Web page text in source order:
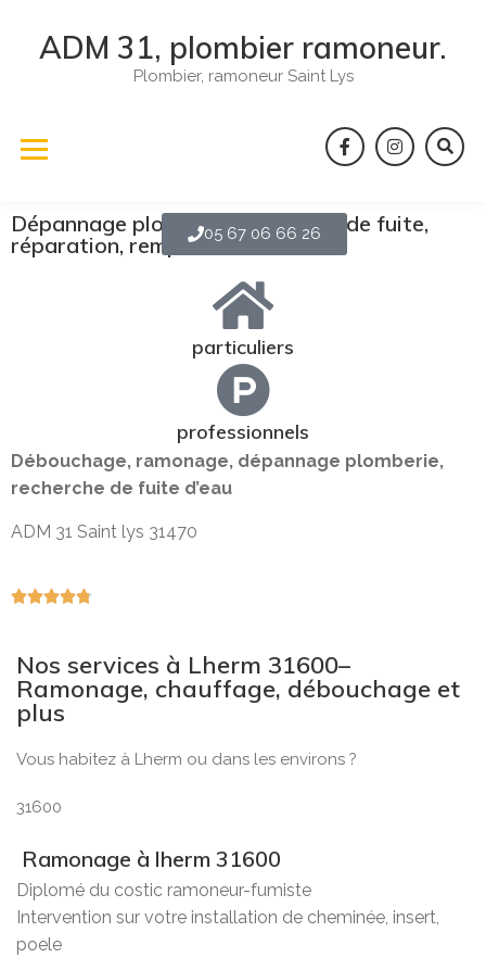
ADM 31, plombier ramoneur.
Plombier, ramoneur Saint Lys
Dépannage plomberie, recherche de fuite,
réparation, remplacement ...
particuliers
professionnels
Débouchage, ramonage, dépannage plomberie,
recherche de fuite d’eau
ADM 31 Saint lys 31470

05 67 06 66 26
Nos services à Lherm 31600–
Ramonage, chauffage, débouchage et
plus
Vous habitez à Lherm ou dans les environs ?
31600
Ramonage à lherm 31600
Diplomé du costic ramoneur-fumiste
Intervention sur votre installation de cheminée, insert,
poele